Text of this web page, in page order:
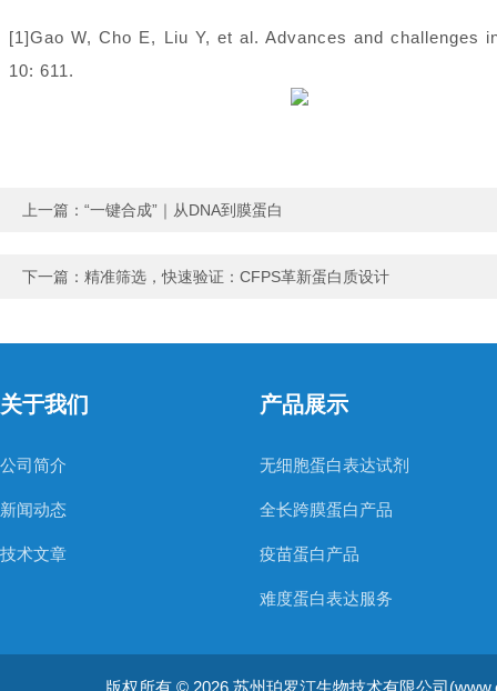
[1]Gao W, Cho E, Liu Y, et al. Advances and challenges
10: 611.
上一篇： “一键合成”｜从DNA到膜蛋白
下一篇： 精准筛选，快速验证：CFPS革新蛋白质设计
关于我们
公司简介
新闻动态
技术文章
产品展示
无细胞蛋白表达试剂
全长跨膜蛋白产品
疫苗蛋白产品
难度蛋白表达服务
版权所有 © 2026 苏州珀罗汀生物技术有限公司